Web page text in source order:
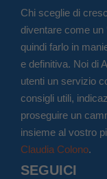
Chi sceglie di
diventare come un
quindi farlo in
e definitiva. Noi di
utenti un servizio
consigli utili,
proseguire un
insieme al vostro
Claudia Colono.
SEGUICI